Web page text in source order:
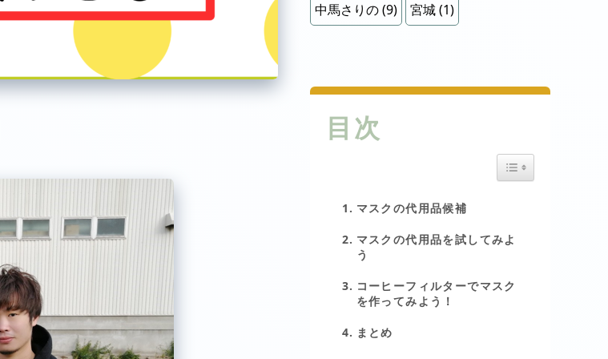
中馬さりの(9) 宮城(1)
目次
Toggle Table of
マスクの代用品候補
マスクの代用品を試してみよ
う
コーヒーフィルターでマスク
を作ってみよう！
まとめ